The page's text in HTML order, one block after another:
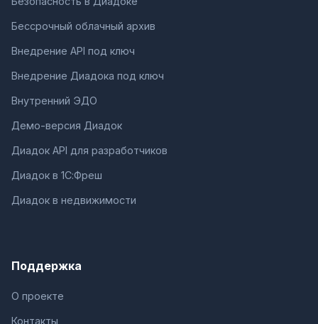
Бессрочный облачный архив
Внедрение API под ключ
Внедрение Диадока под ключ
Внутренний ЭДО
Демо-версия Диадок
Диадок API для разработчиков
Диадок в 1С:Фреш
Диадок в недвижимости
Поддержка
О проекте
Контакты